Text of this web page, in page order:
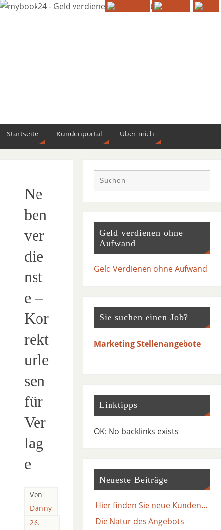
Startseite Kundenportal Über mich
Ne
ben
ver
die
nst
e –
Kor
rekt
urle
sen
für
Ver
lag
e
Von
Danny
26.
Geld verdienen ohne
Aufwand
Geld Verdienen ohne Aufwand
Sie suchen einen Job?
Marketing Stellenangebote
Linktipps
OK: No backlinks exists
Neueste Beiträge
Hier finden Sie neue Kunden…
Die Natur des Angebots